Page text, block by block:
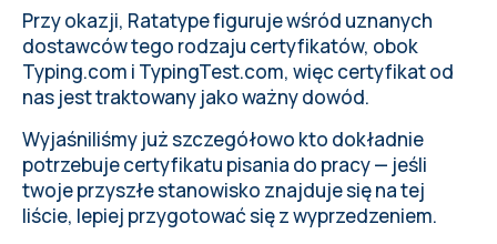
Przy okazji, Ratatype figuruje wśród uznanych
dostawców tego rodzaju certyfikatów, obok
Typing.com i TypingTest.com, więc certyfikat od
nas jest traktowany jako ważny dowód.
Wyjaśniliśmy już szczegółowo kto dokładnie
potrzebuje certyfikatu pisania do pracy— jeśli
twoje przyszłe stanowisko znajduje się na tej
liście, lepiej przygotować się z wyprzedzeniem.